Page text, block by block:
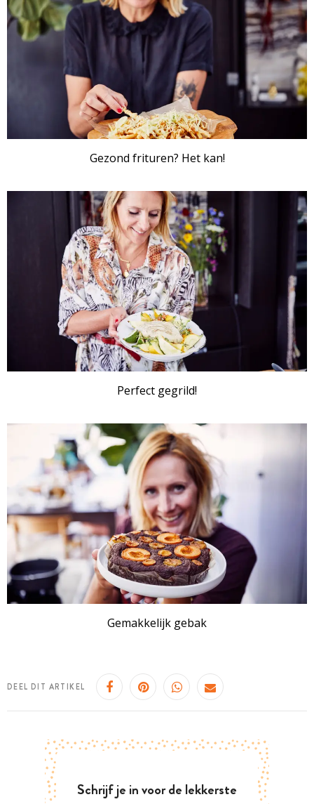
Gezond frituren? Het kan!
Perfect gegrild!
Gemakkelijk gebak
DEEL DIT ARTIKEL
Schrijf je in voor de lekkerste